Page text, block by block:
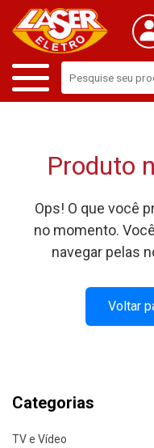
Produto
Ops! O que você
no momento.
navegar pelas
Voltar
Categorias
TV e Vídeo